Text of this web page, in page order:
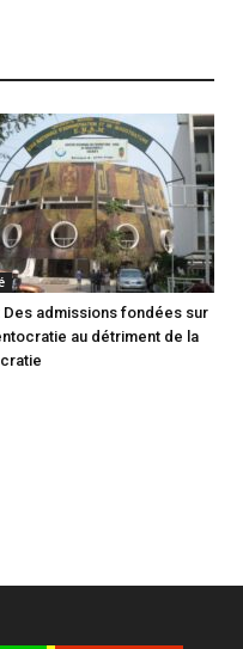
Des admissions fondées sur
au détriment de la